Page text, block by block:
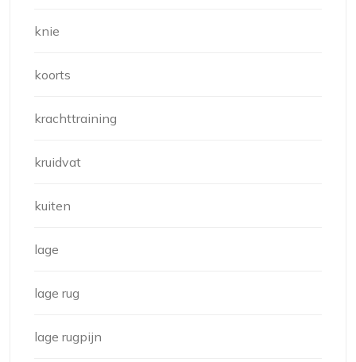
knie
koorts
krachttraining
kruidvat
kuiten
lage
lage rug
lage rugpijn